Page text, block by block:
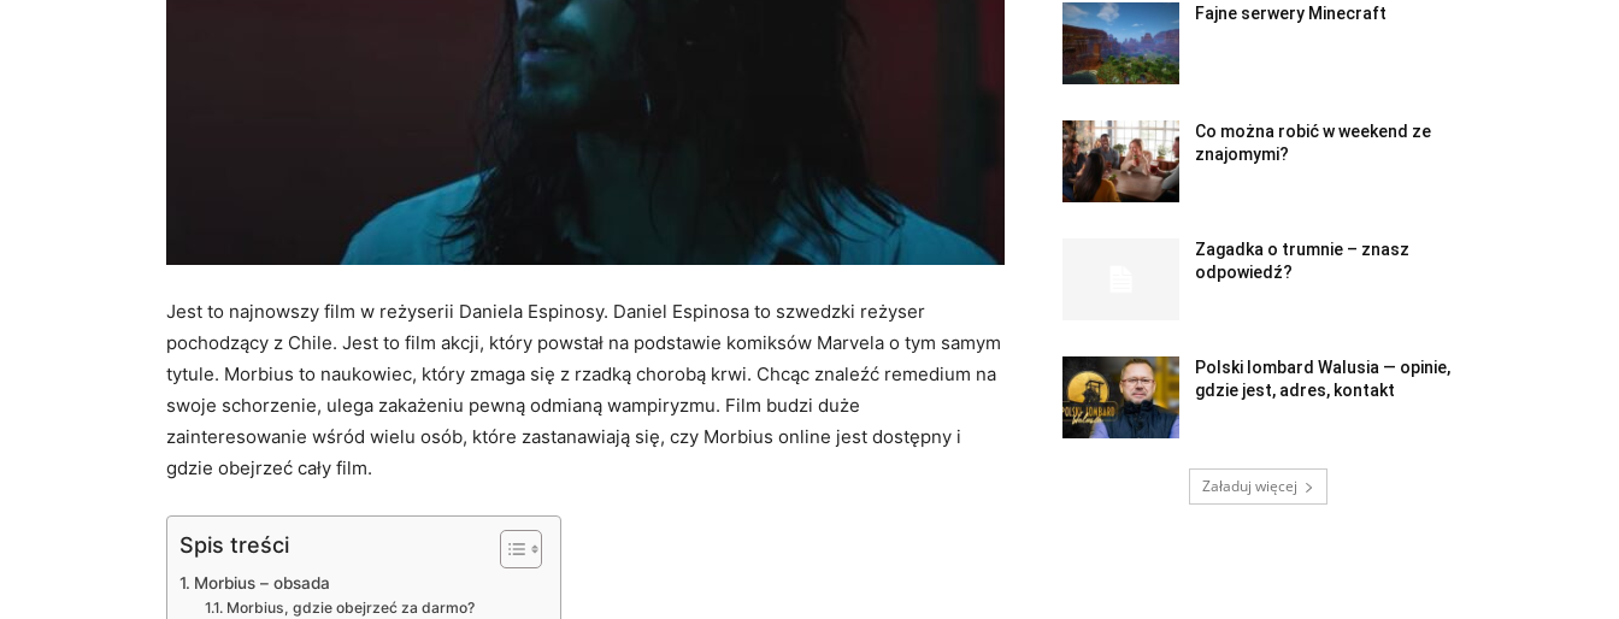
Jest to najnowszy film w reżyserii Daniela Espinosy. Daniel Espinosa to szwedzki reżyser
pochodzący z Chile. Jest to film akcji, który powstał na podstawie komiksów Marvela o tym samym
tytule. Morbius to naukowiec, który zmaga się z rzadką chorobą krwi. Chcąc znaleźć remedium na
swoje schorzenie, ulega zakażeniu pewną odmianą wampiryzmu. Film budzi duże
zainteresowanie wśród wielu osób, które zastanawiają się, czy Morbius online jest dostępny i
gdzie obejrzeć cały film.
Spis treści
Morbius – obsada
Morbius, gdzie obejrzeć za darmo?
Fajne serwery Minecraft
Co można robić w weekend ze
znajomymi?
Zagadka o trumnie – znasz
odpowiedź?
Polski lombard Walusia — opinie,
gdzie jest, adres, kontakt
Załaduj więcej